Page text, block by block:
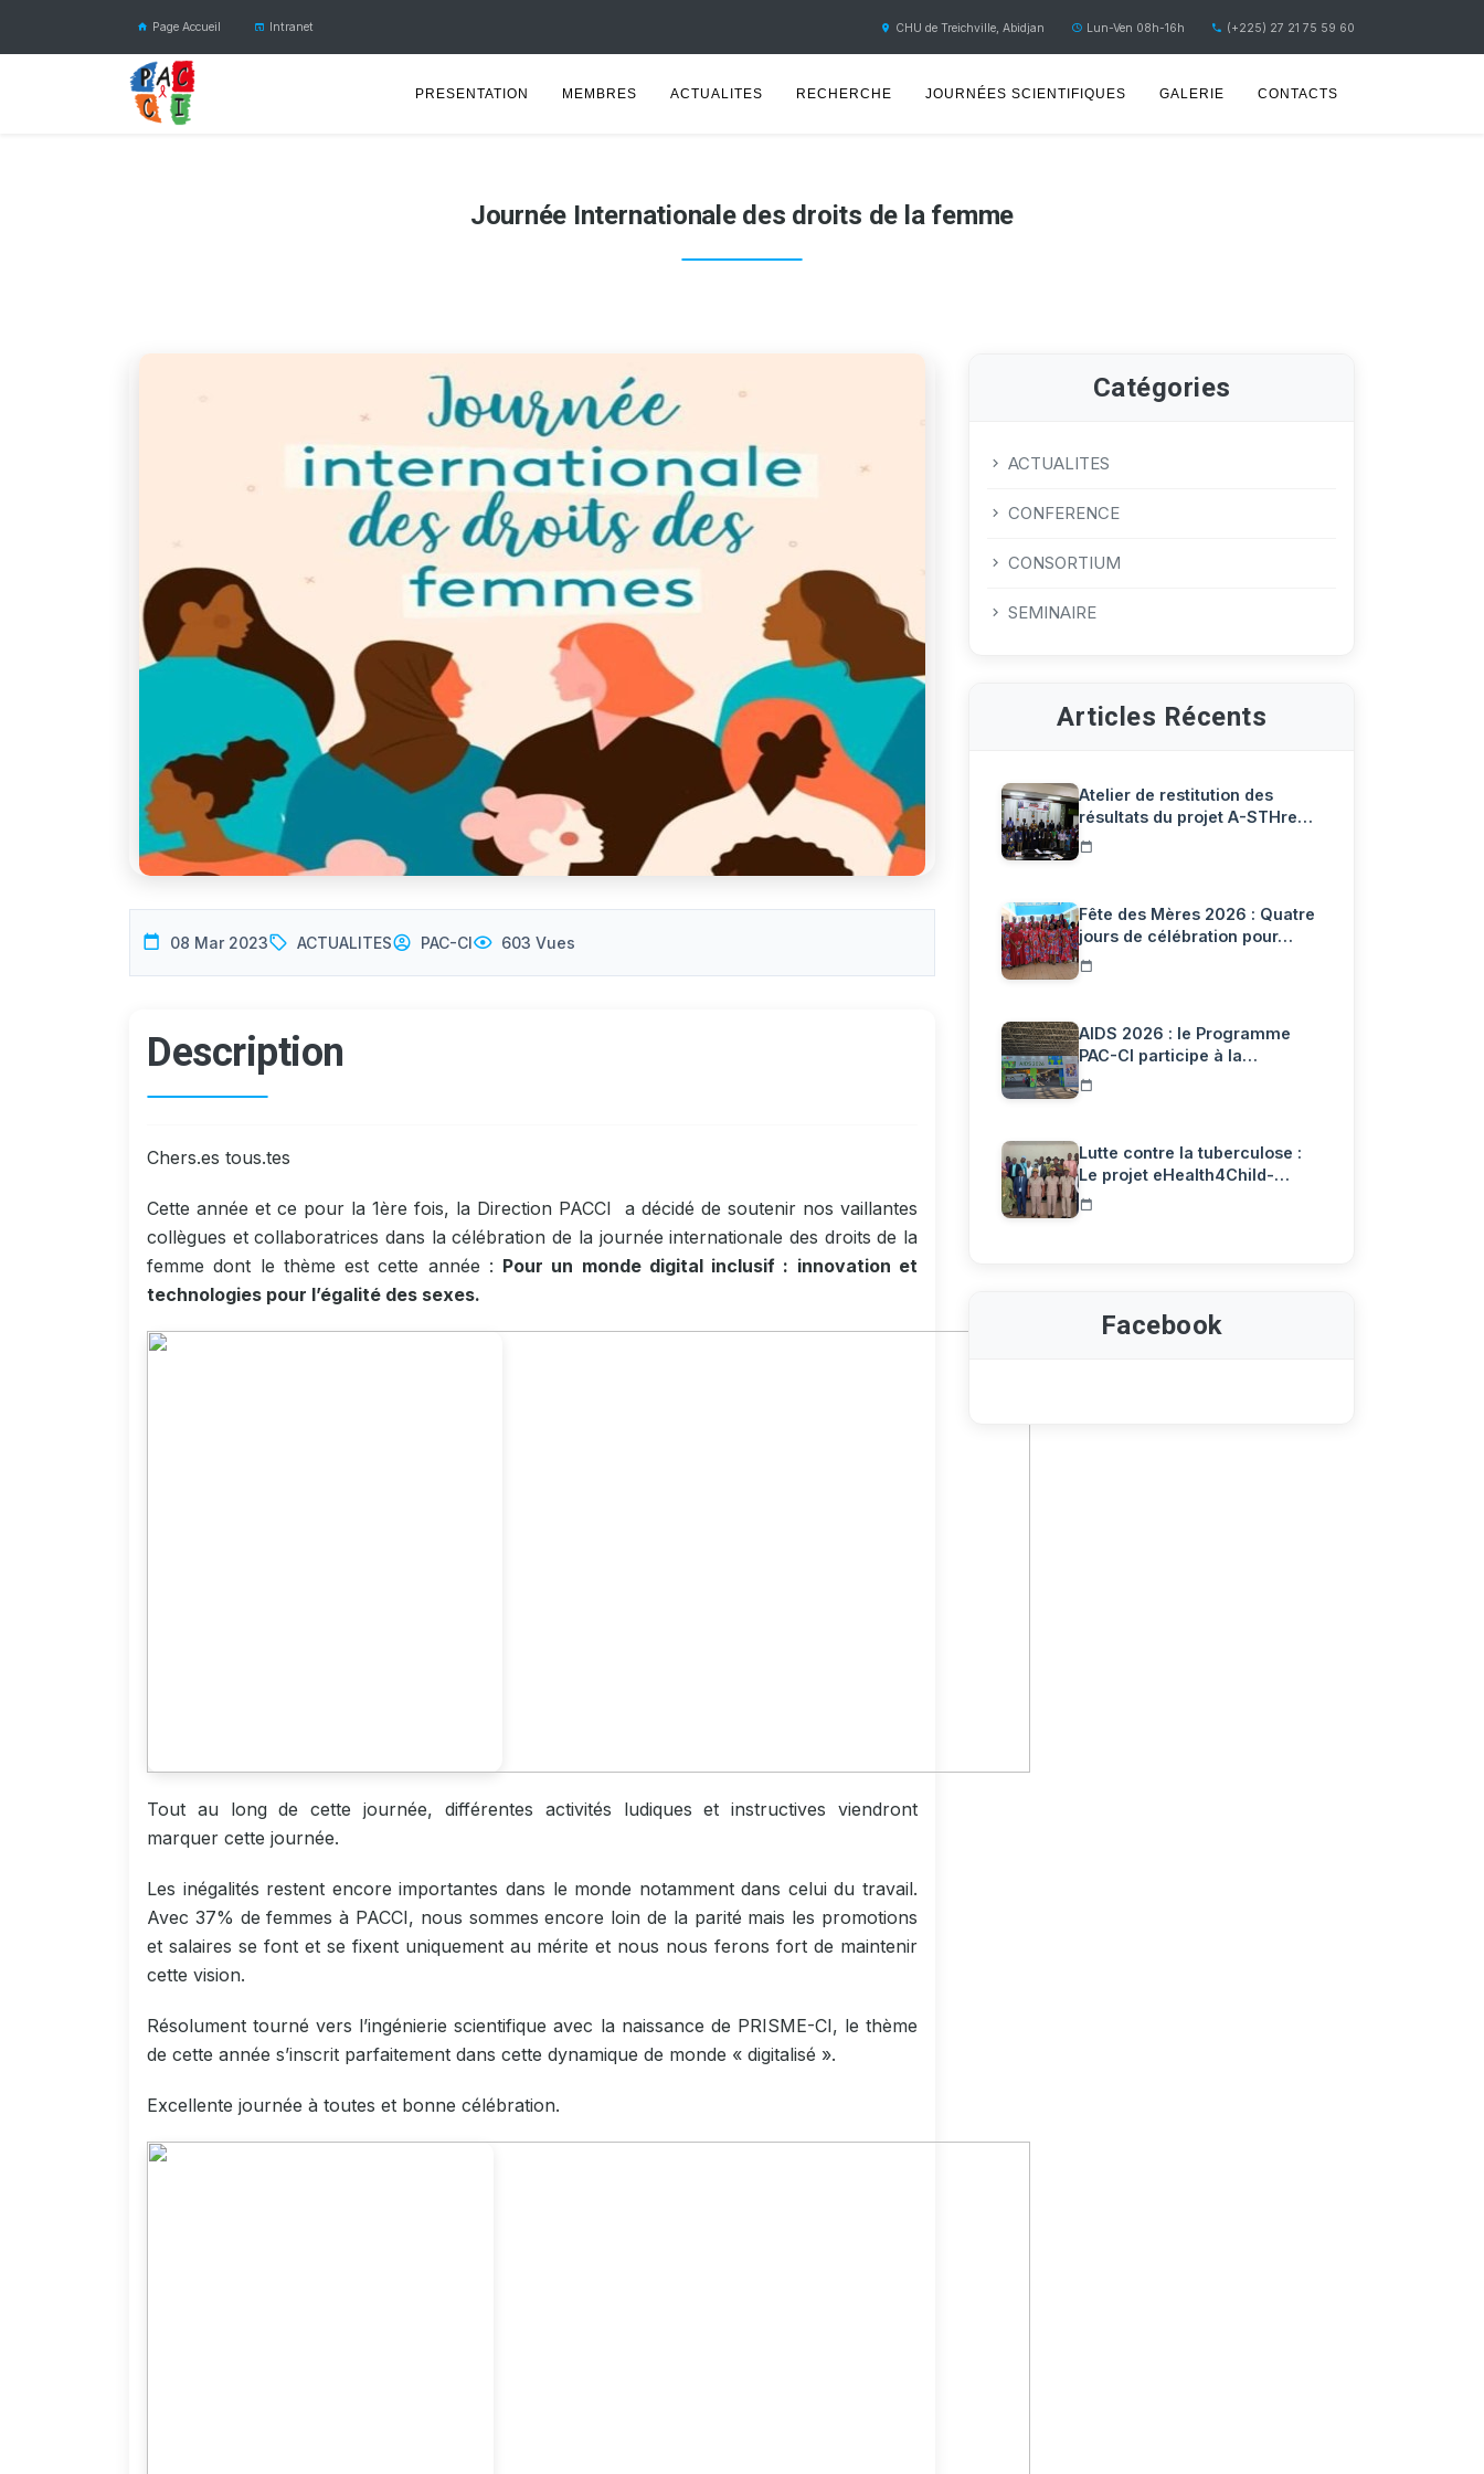
Page Accueil Intranet CHU de Treichville, Abidjan Lun-Ven 08h-16h (+225) 27 21 75 59 60
PRESENTATION MEMBRES ACTUALITES RECHERCHE JOURNÉES SCIENTIFIQUES GALERIE CONTACTS
Journée Internationale des droits de la femme
08 Mar 2023 ACTUALITES PAC-CI 603 Vues
Description
Chers.es tous.tes
Cette année et ce pour la 1ère fois, la Direction PACCI a décidé de soutenir nos vaillantes
collègues et collaboratrices dans la célébration de la journée internationale des droits de la
femme dont le thème est cette année : Pour un monde digital inclusif : innovation et
technologies pour l’égalité des sexes.
Tout au long de cette journée, différentes activités ludiques et instructives viendront
marquer cette journée.
Les inégalités restent encore importantes dans le monde notamment dans celui du travail.
Avec 37% de femmes à PACCI, nous sommes encore loin de la parité mais les promotions
et salaires se font et se fixent uniquement au mérite et nous nous ferons fort de maintenir
cette vision.
Résolument tourné vers l’ingénierie scientifique avec la naissance de PRISME-CI, le thème
de cette année s’inscrit parfaitement dans cette dynamique de monde « digitalisé ».
Excellente journée à toutes et bonne célébration.
Catégories
ACTUALITES
CONFERENCE
CONSORTIUM
SEMINAIRE
Articles Récents
Atelier de restitution des
résultats du projet A-STHre…
Fête des Mères 2026 : Quatre
jours de célébration pour…
AIDS 2026 : le Programme
PAC-CI participe à la
Confére…
Lutte contre la tuberculose :
Le projet eHealth4Child-…
Facebook